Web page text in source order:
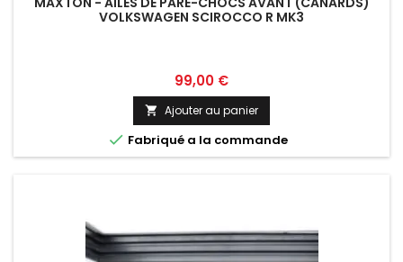
VOLKSWAGEN SCIROCCO R MK3
Prix
99,00 €
 Ajouter au panier
 Fabriqué a la commande